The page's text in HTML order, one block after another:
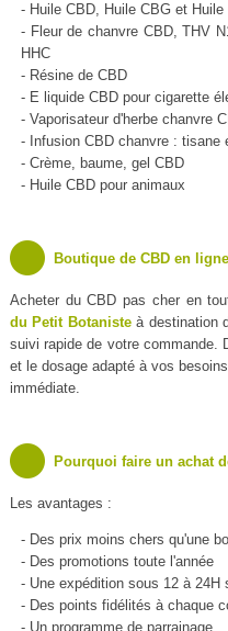
- Huile CBD, Huile CBG et Huile
- Fleur de chanvre CBD, THV
HHC
- Résine de CBD
- E liquide CBD pour cigarette
- Vaporisateur d'herbe chanvre
- Infusion CBD chanvre : tisane
- Crème, baume, gel CBD
- Huile CBD pour animaux
Boutique de CBD en
Acheter du CBD pas cher en
du Petit Botanisteà destination
suivi rapide de votre commande.
et le dosage adapté à vos
immédiate.
Pourquoi faire un achat
Les avantages :
- Des prix moins chers qu'une
- Des promotions toute l'année
- Une expédition sous 12 à 24H
- Des points fidélités à chaque
- Un programme de parrainage